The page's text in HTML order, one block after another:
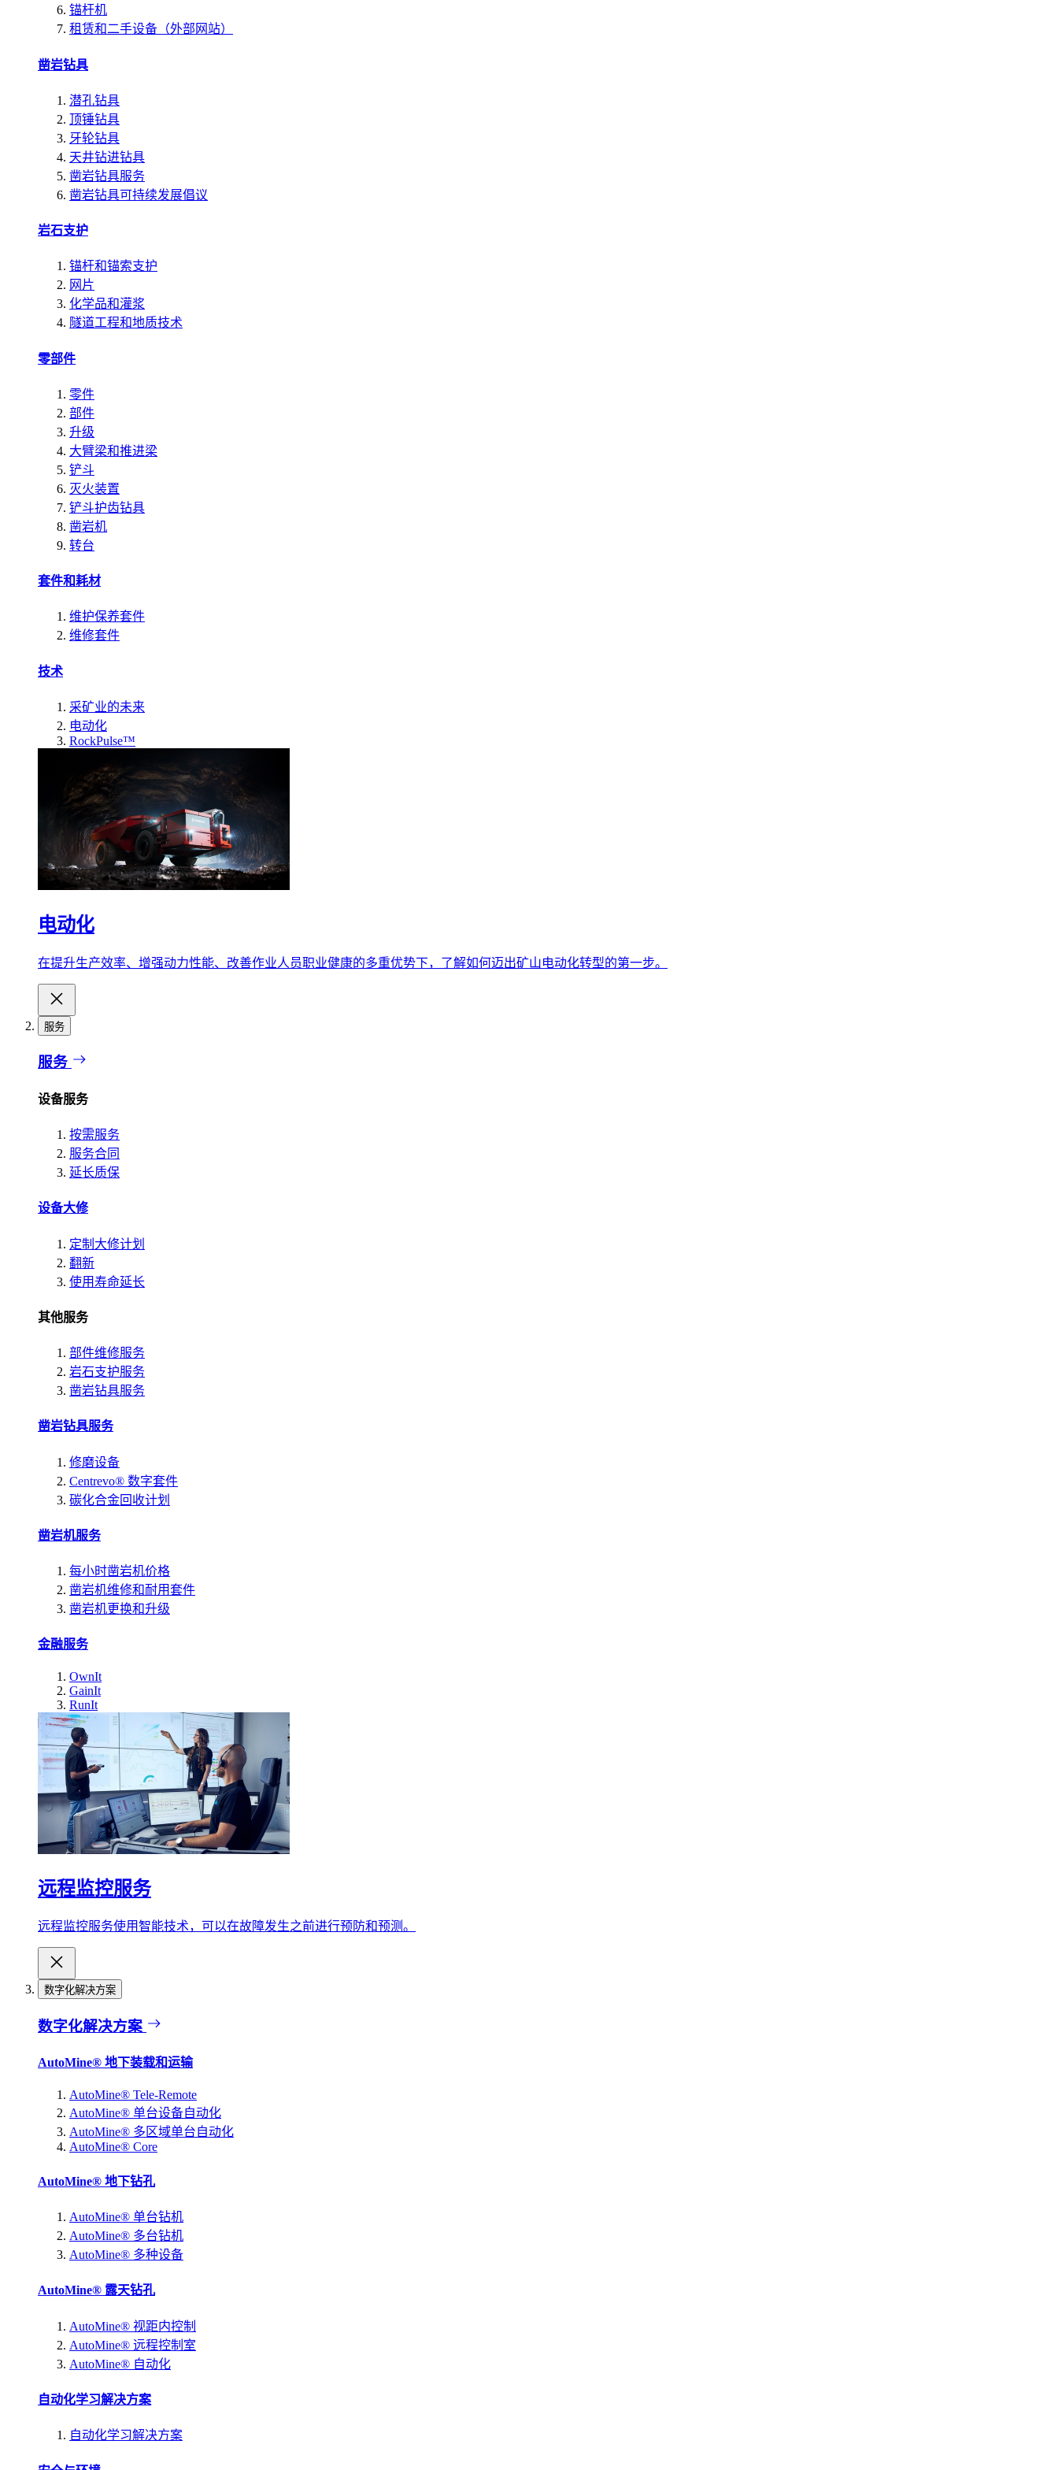
锚杆机
租赁和二手设备（外部网站）
凿岩钻具
潜孔钻具
顶锤钻具
牙轮钻具
天井钻进钻具
凿岩钻具服务
凿岩钻具可持续发展倡议
岩石支护
锚杆和锚索支护
网片
化学品和灌浆
隧道工程和地质技术
零部件
零件
部件
升级
大臂梁和推进梁
铲斗
灭火装置
铲斗护齿钻具
凿岩机
转台
套件和耗材
维护保养套件
维修套件
技术
采矿业的未来
电动化
RockPulse™
电动化
在提升生产效率、增强动力性能、改善作业人员职业健康的多重优势下，了解如何迈出矿山电动化转型的第一步。
服务
服务
设备服务
按需服务
服务合同
延长质保
设备大修
定制大修计划
翻新
使用寿命延长
其他服务
部件维修服务
岩石支护服务
凿岩钻具服务
凿岩钻具服务
修磨设备
Centrevo® 数字套件
碳化合金回收计划
凿岩机服务
每小时凿岩机价格
凿岩机维修和耐用套件
凿岩机更换和升级
金融服务
OwnIt
GainIt
RunIt
远程监控服务
远程监控服务使用智能技术，可以在故障发生之前进行预防和预测。
数字化解决方案
数字化解决方案
AutoMine® 地下装载和运输
AutoMine® Tele-Remote
AutoMine® 单台设备自动化
AutoMine® 多区域单台自动化
AutoMine® Core
AutoMine® 地下钻孔
AutoMine® 单台钻机
AutoMine® 多台钻机
AutoMine® 多种设备
AutoMine® 露天钻孔
AutoMine® 视距内控制
AutoMine® 远程控制室
AutoMine® 自动化
自动化学习解决方案
自动化学习解决方案